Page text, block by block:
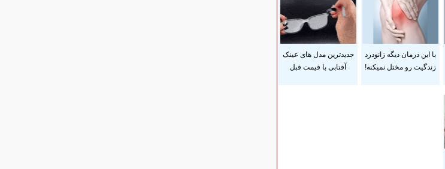
با این درمان دیگه زانودرد
زندگیت رو مختل نمیکنه!
جدیدترین مدل های عینک
آفتابی با قیمت قبل